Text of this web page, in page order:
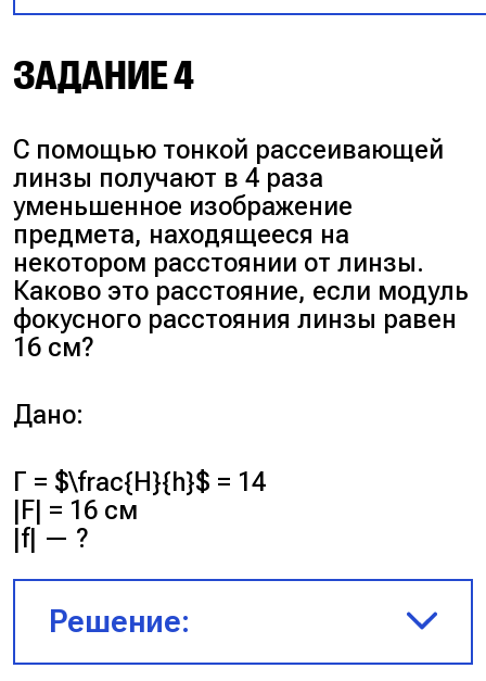
\frac{1}{1} = 3 \text{ дптр.}$
Ответ:3 дптр.
Изображение предмета
предмет находится между
Сделаем рисунок:
ЗАДАНИЕ 4
С помощью тонкой рассеивающей
линзы получают в 4 раза
уменьшенное изображение
предмета, находящееся на
некотором расстоянии от линзы.
Каково это расстояние, если модуль
фокусного расстояния линзы равен
16 см?
Дано:
Г = $\frac{H}{h}$ = 14
|F| = 16 см
|f| — ?
Решение: